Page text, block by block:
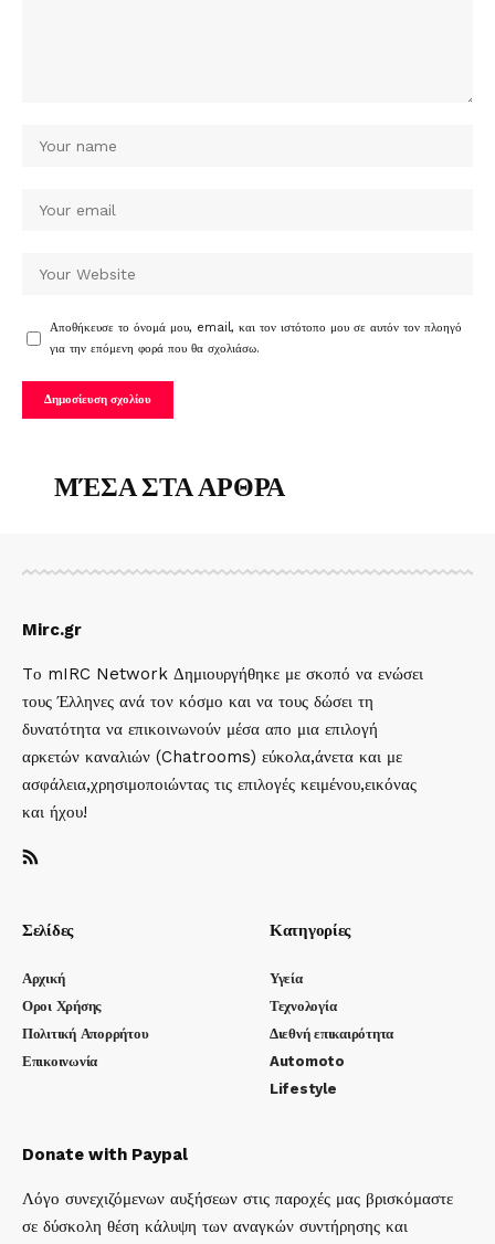
Αποθήκευσε το όνομά μου, email, και τον ιστότοπο μου σε αυτόν τον πλοηγό
για την επόμενη φορά που θα σχολιάσω.
ΜΈΣΑ ΣΤΑ ΑΡΘΡΑ
Mirc.gr
Tο mIRC Network Δημιουργήθηκε με σκοπό να ενώσει
τους Έλληνες ανά τον κόσμο και να τους δώσει τη
δυνατότητα να επικοινωνούν μέσα απο μια επιλογή
αρκετών καναλιών (Chatrooms) εύκολα,άνετα και με
ασφάλεια,χρησιμοποιώντας τις επιλογές κειμένου,εικόνας
και ήχου!
Σελίδες
Αρχική
Οροι Χρήσης
Πολιτική Απορρήτου
Επικοινωνία
Κατηγορίες
Υγεία
Τεχνολογία
Διεθνή επικαιρότητα
Automoto
Lifestyle
Donate with Paypal
Λόγο συνεχιζόμενων αυξήσεων στις παροχές μας βρισκόμαστε
σε δύσκολη θέση κάλυψη των αναγκών συντήρησης και